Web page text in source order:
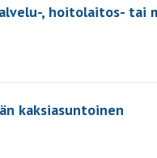
, hoitolaitos- tai
kaksiasuntoinen